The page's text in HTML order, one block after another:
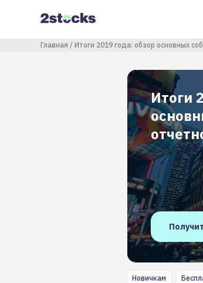
содержанию
Строка навигации
Главная Итоги 2019 года: обзор основных
Итоги
Новичкам